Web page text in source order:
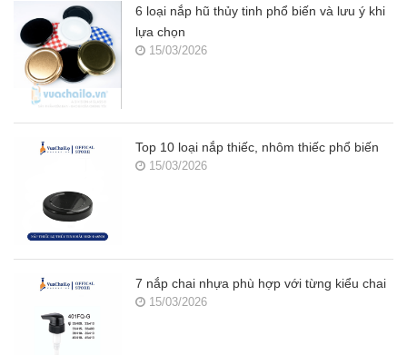
6 loại nắp hũ thủy tinh phổ biến và lưu ý khi
lựa chọn
15/03/2026
Top 10 loại nắp thiếc, nhôm thiếc phổ biến
15/03/2026
7 nắp chai nhựa phù hợp với từng kiểu chai
15/03/2026